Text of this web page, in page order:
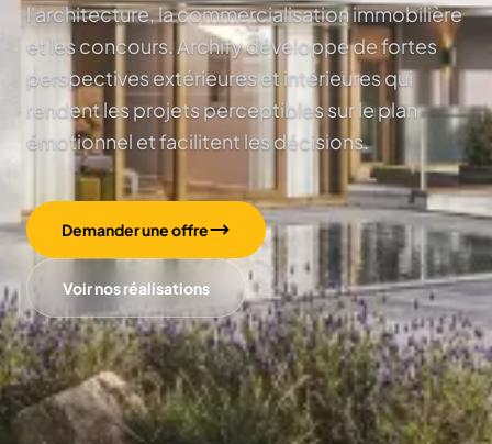
l'architecture, la commercialisation immobilière
et les concours. Archify développe de fortes
perspectives extérieures et intérieures qui
rendent les projets perceptibles sur le plan
émotionnel et facilitent les décisions.
Demander une offre
Voir nos réalisations